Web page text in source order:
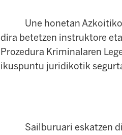
Une honetan Azkoitiko 5
dira betetzen instruktore
Prozedura Kriminalaren
ikuspuntu juridikotik
Sailburuari eskatzen